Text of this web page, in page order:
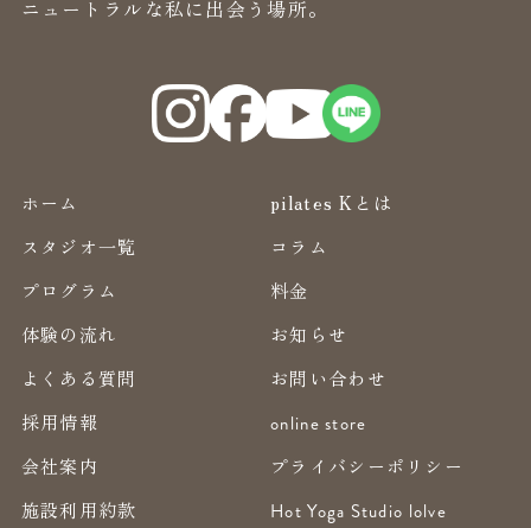
ニュートラルな私に出会う場所。
ホーム
pilates Kとは
スタジオ一覧
コラム
プログラム
料金
体験の流れ
お知らせ
よくある質問
お問い合わせ
採用情報
online store
会社案内
プライバシーポリシー
施設利用約款
Hot Yoga Studio lolve